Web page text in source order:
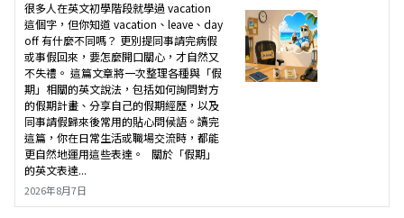
很多人在英文初學階段就學過 vacation
這個字，但你知道 vacation、leave、day
off 有什麼不同嗎？ 更別提同事請完病假
或事假回來，要怎麼開口關心，才自然又
不失禮。 這篇文章將一次整理各種與「假
期」相關的英文說法，包括如何詢問對方
的假期計畫、分享自己的假期經歷，以及
同事請假歸來後常用的貼心問候語。讀完
這篇，你在日常生活或職場交流時，都能
更自然地運用這些表達。 關於「假期」
的英文表達...
2026年8月7日